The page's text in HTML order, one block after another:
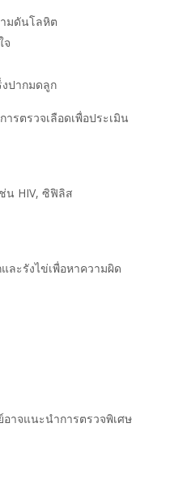
มดันโลหิต
จ
งปากมดลูก
การตรวจเลือดเพื่อประเมิน
น HIV, ซิฟิลิส
ละรังไข่เพื่อหาความผิด
อาจแนะนำการตรวจพิเศษ